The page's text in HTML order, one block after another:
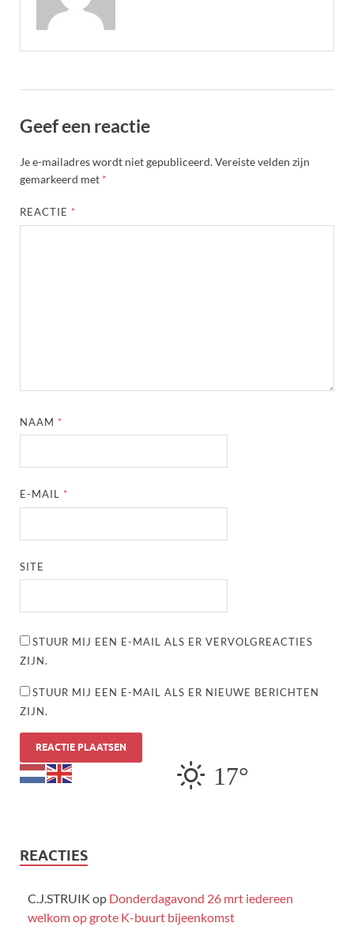
Geef een reactie
Je e-mailadres wordt niet gepubliceerd.Vereiste velden zijn
gemarkeerd met *
REACTIE *
NAAM *
E-MAIL *
SITE
STUUR MIJ EEN E-MAIL ALS ER VERVOLGREACTIES
ZIJN.
STUUR MIJ EEN E-MAIL ALS ER NIEUWE BERICHTEN
ZIJN.
17°
REACTIES
C.J.STRUIK op Donderdagavond 26 mrt iedereen
welkom op grote K-buurt bijeenkomst